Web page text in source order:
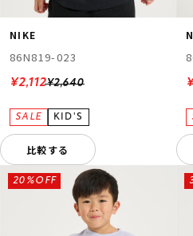
NIKE
86N819-023
¥2,640
¥2,112
比較する
20%OFF